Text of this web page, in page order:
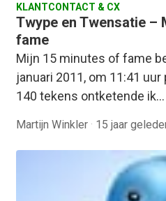
KLANTCONTACT & CX
Twype en Twensatie –
fame
Mijn 15 minutes of fame
januari 2011, om 11:41
140 tekens ontketende ik…
Martijn Winkler · 15 jaar